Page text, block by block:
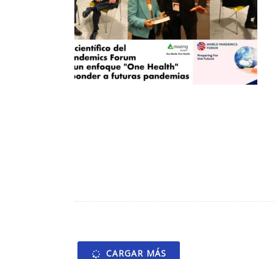
CARGAR MÁS